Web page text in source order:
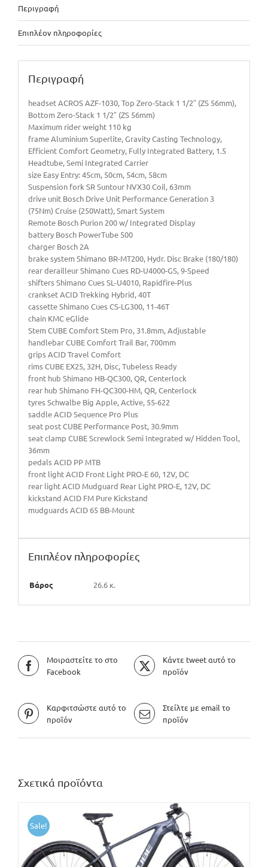
´chrome
-
2025
ποσότητα
Περιγραφή
Επιπλέον πληροφορίες
Περιγραφή
headset ACROS AZF-1030, Top Zero-Stack 1 1/2″ (ZS 56mm),
Bottom Zero-Stack 1 1/2″ (ZS 56mm)
Maximum rider weight 110 kg
frame Aluminium Superlite, Gravity Casting Technology,
Efficient Comfort Geometry, Fully Integrated Battery, 1.5
Headtube, Semi Integrated Carrier
size Easy Entry: 45cm, 50cm, 54cm, 58cm
Suspension fork SR Suntour NVX30 Coil, 63mm
drive unit Bosch Drive Unit Performance Generation 3
(75Nm) Cruise (250Watt), Smart System
Remote Bosch Purion 200 w/ Integrated Display
battery Bosch PowerTube 500
charger Bosch 2A
brake system Shimano BR-MT200, Hydr. Disc Brake (180/180)
rear derailleur Shimano Cues RD-U4000-GS, 9-Speed
shifters Shimano Cues SL-U4010, Rapidfire-Plus
crankset ACID Trekking Hybrid, 40T
cassette Shimano Cues CS-LG300, 11-46T
chain KMC eGlide
Stem CUBE Comfort Stem Pro, 31.8mm, Adjustable
handlebar CUBE Comfort Trail Bar, 700mm
grips ACID Travel Comfort
rims CUBE EX25, 32H, Disc, Tubeless Ready
front hub Shimano HB-QC300, QR, Centerlock
rear hub Shimano FH-QC300-HM, QR, Centerlock
tyres Schwalbe Big Apple, Active, 55-622
saddle ACID Sequence Pro Plus
seat post CUBE Performance Post, 30.9mm
seat clamp CUBE Screwlock Semi Integrated w/ Hidden Tool,
36mm
pedals ACID PP MTB
front light ACID Front Light PRO-E 60, 12V, DC
rear light ACID Mudguard Rear Light PRO-E, 12V, DC
kickstand ACID FM Pure Kickstand
mudguards ACID 65 BB-Mount
Επιπλέον πληροφορίες
Βάρος 26.6 κ.
Μοιραστείτε το στο
Facebook
Κάντε tweet αυτό το
προϊόν
Καρφιτσώστε αυτό το
προϊόν
Στείλτε με email το
προϊόν
Σχετικά προϊόντα
Sale!